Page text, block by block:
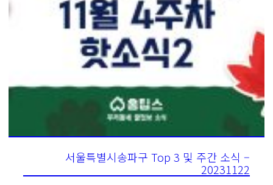
서울특별시송파구 Top 3 및 주간 소식 –
20231122